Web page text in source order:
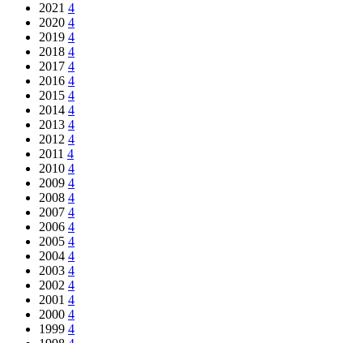
2021 4
2020 4
2019 4
2018 4
2017 4
2016 4
2015 4
2014 4
2013 4
2012 4
2011 4
2010 4
2009 4
2008 4
2007 4
2006 4
2005 4
2004 4
2003 4
2002 4
2001 4
2000 4
1999 4